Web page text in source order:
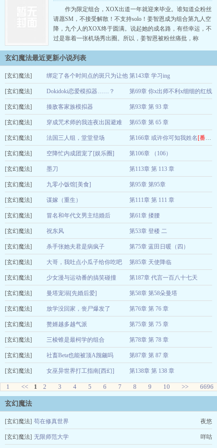
柔，就像是在孩童睡前为他讲故事一样温和：“保罗哥哥像个
小孩子一样，想让所有人…
作为限定组合，XOX出道一年就迎来毕业。谁知道众粉丝
请愿SM，不接受解散！不支持solo！姜智恩成为组合第九人空
降，九个人的XOX终于圆满。说起她的成名路，有些幸运，不
过是靠着一张机场秀出圈。所以，姜智恩被粉丝痛批，称
宣传片一出，所有人都噤声了。门面！音神！舞担！全都能扛
得住！姜智恩表示：当爱豆，so easy。直到在金钟沄家宅附近
的私图曝…
玄幻魔法最近更新小说列表
[玄幻魔法] 绑定了各个时间点的斑只为让他
当替身吗？
第143章 学习ing
否晴 2026-08-10
[玄幻魔法] Dokidoki恋爱模拟器……？ 第69章 你x出师不利x细细的红线
森罗梦
[玄幻魔法] 揍敌客家族模拟器 第93章 第 93 章
逆温
[玄幻魔法] 穿成咒术师的我连夜出国避难 第65章 第 65 章
去天尺五 2026-08-10
[玄幻魔法] 法国三人组，堂堂登场 第166章 或许你可知我姓名 [番外]
荆七川
[玄幻魔法] 空降忙内成团宠了[娱乐圈] 第106章 （106）
CKuuuy
[玄幻魔法] 墨刀 第113章 第 113 章
料不言
[玄幻魔法] 九零小饭馆[美食] 第95章 第95章
春风笑我
[玄幻魔法] 谋嫁（重生） 第111章 第 111 章
王知了
[玄幻魔法] 冒名和年代文男主结婚后 第61章 搂腰
眉夭夭
[玄幻魔法] 祝东风 第53章 登楼 二
毕攸 2026-08-10
[玄幻魔法] 杀手张她夫君是病疯子 第75章 蓝田日暖（四）
松月与猫
[玄幻魔法] 大哥，我吐点小瓜子给你吃吧 第85章 天使降临
须舟 2026-08-10
[玄幻魔法] 少女漫与运动番的搞笑碰撞 第187章 代言一百八十七天
糖浆细胞
[玄幻魔法] 曼塔宠溺[先婚后爱] 第58章 第58朵曼塔
予春半捧雪
[玄幻魔法] 放学没回家，丧尸爆发了 第76章 第 76 章
竹影镜月
[玄幻魔法] 赘婿越多越气派 第75章 第 75 章
王小周
[玄幻魔法] 三棱锥是最柯学的组合 第78章 第 78 章
墨黎初
[玄幻魔法] 社畜Beta也能被顶A觊觎吗 第87章 第 87 章
咕噜响
[玄幻魔法] 女巫异世界打工指南[西幻] 第138章 第 138 章
土金水 2026-08-10
1 << 1 2 3 4 5 6 7 8 9 10 >> 6696
玄幻魔法
[玄幻魔法] 苟在修真世界 夜悠
[玄幻魔法] 无限师范大学 咩咕